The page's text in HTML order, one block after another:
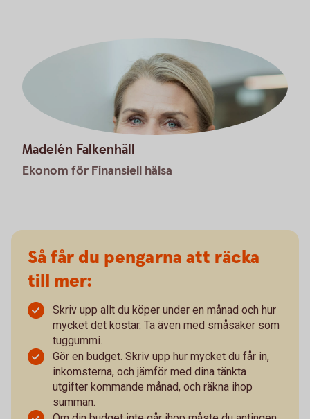
Madelén Falkenhäll
Ekonom för Finansiell hälsa
Så får du pengarna att räcka
till mer:
Skriv upp allt du köper under en månad och hur
mycket det kostar. Ta även med småsaker som
tuggummi.
Gör en budget. Skriv upp hur mycket du får in,
inkomsterna, och jämför med dina tänkta
utgifter kommande månad, och räkna ihop
summan.